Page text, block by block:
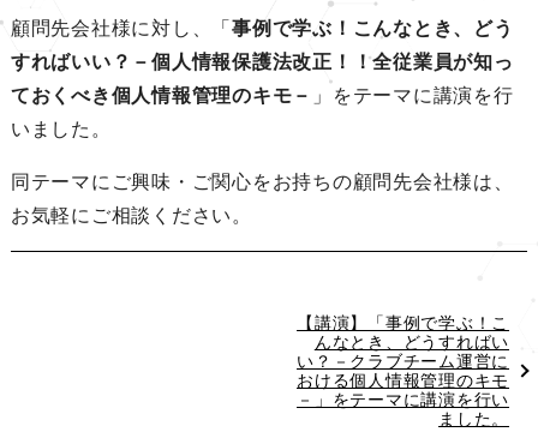
顧問先会社様に対し、「事例で学ぶ！こんなとき、どう
すればいい？－個人情報保護法改正！！全従業員が知っ
ておくべき個人情報管理のキモ－ 」をテーマに講演を行
いました。
同テーマにご興味・ご関心をお持ちの顧問先会社様は、
お気軽にご相談ください。
次
投
稿
【講演】「事例で学ぶ！こ
んなとき、どうすればい
い？－クラブチーム運営に
おける個人情報管理のキモ
－」をテーマに講演を行い
ました。